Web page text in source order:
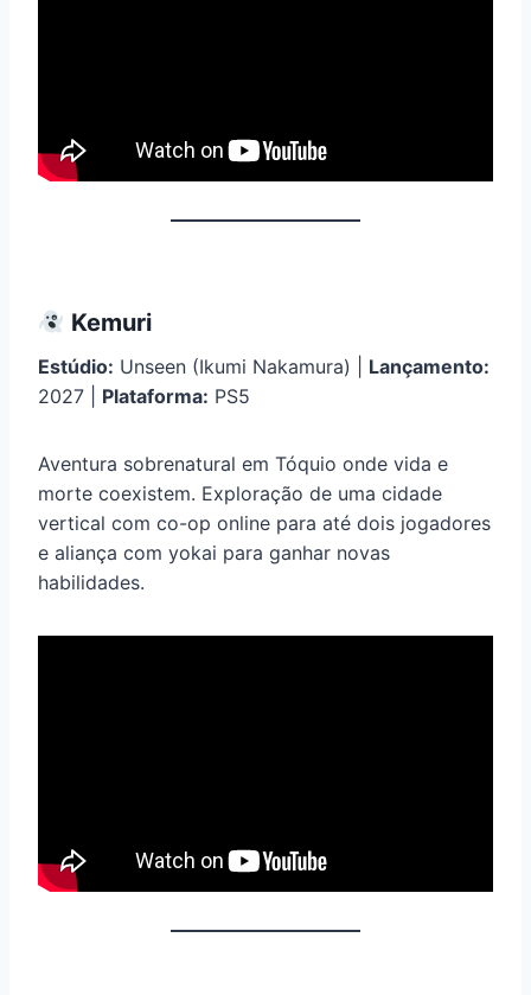
Kemuri
Estúdio: Unseen (Ikumi Nakamura) | Lançamento:
2027 | Plataforma: PS5
Aventura sobrenatural em Tóquio onde vida e
morte coexistem. Exploração de uma cidade
vertical com co-op online para até dois jogadores
e aliança com yokai para ganhar novas
habilidades.